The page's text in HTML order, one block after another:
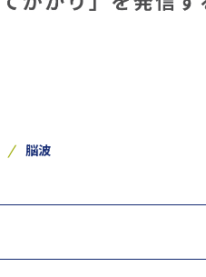
脳波